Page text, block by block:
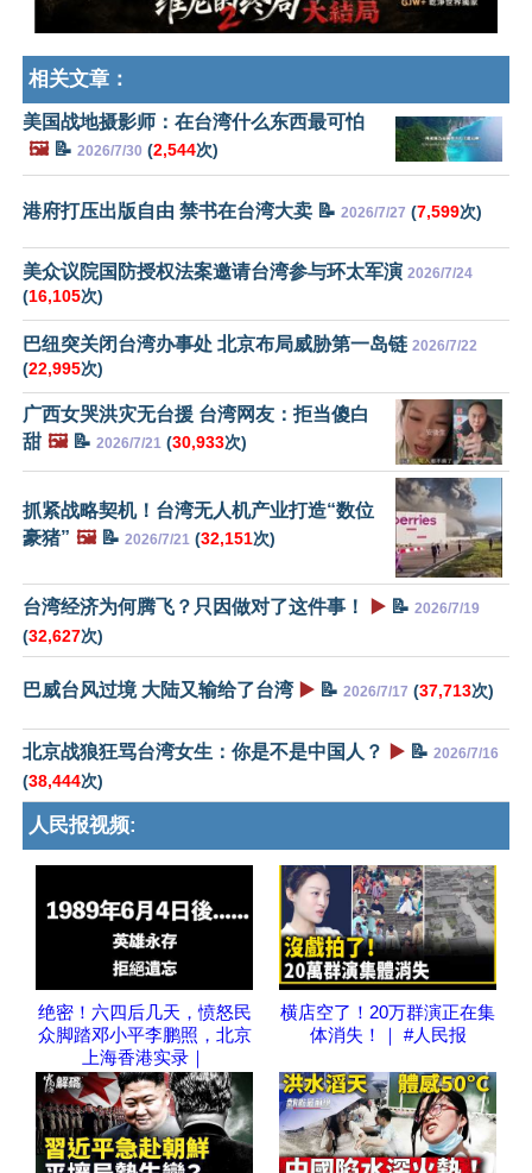
相关文章：
美国战地摄影师：在台湾什么东西最可怕
🖼️📝 2026/7/30 (2,544次)
港府打压出版自由 禁书在台湾大卖 📝 2026/7/27 (7,599次)
美众议院国防授权法案邀请台湾参与环太军演 2026/7/24
(16,105次)
巴纽突关闭台湾办事处 北京布局威胁第一岛链 2026/7/22
(22,995次)
广西女哭洪灾无台援 台湾网友：拒当傻白
甜 🖼️📝 2026/7/21 (30,933次)
抓紧战略契机！台湾无人机产业打造“数位
豪猪” 🖼️📝 2026/7/21 (32,151次)
台湾经济为何腾飞？只因做对了这件事！ ▶️ 📝 2026/7/19
(32,627次)
巴威台风过境 大陆又输给了台湾 ▶️ 📝 2026/7/17 (37,713次)
北京战狼狂骂台湾女生：你是不是中国人？ ▶️ 📝 2026/7/16
(38,444次)
人民报视频:
绝密！六四后几天，愤怒民
众脚踏邓小平李鹏照，北京
上海香港实录｜
横店空了！20万群演正在集
体消失！｜ #人民报